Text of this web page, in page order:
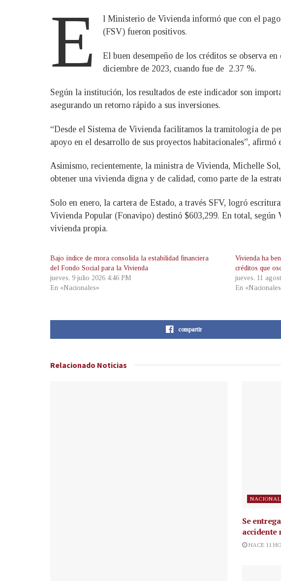
E
l Ministerio de Vivienda informó que con el
(FSV) fueron positivos.
El buen desempeño de los créditos se observa
diciembre de 2023, cuando fue de 2.37 %.
Según la institución, los resultados de este indicador son
asegurando un retorno rápido a sus inversiones.
“Desde el Sistema de Vivienda facilitamos la tramitología de
apoyo en el desarrollo de sus proyectos habitacionales”, afirmó
Asimismo, recientemente, la ministra de Vivienda, Michelle
obtener una vivienda digna y de calidad, como parte de la
Solo en enero, la cartera de Estado, a través SFV, logró
Vivienda Popular (Fonavipo) destinó $603,299. En total,
vivienda propia.
Bajo índice de mora consolida la estabilidad financiera
del Fondo Social para la Vivienda
jueves, 9 julio 2026 4:46 PM
En «Nacionales»
Vivienda ha
créditos que
jueves, 11
En
compartir
Relacionado Noticias
Se
HACE 11